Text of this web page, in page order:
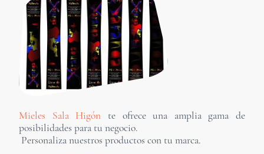
Mieles Sala Higón te ofrece una amplia gama de
posibilidades para tu negocio.
Personaliza nuestros productos con tu marca.